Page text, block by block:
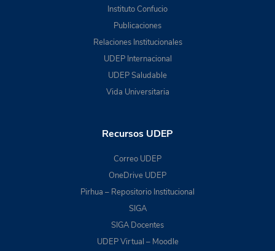
Instituto Confucio
Publicaciones
Relaciones Institucionales
UDEP Internacional
UDEP Saludable
Vida Universitaria
Recursos UDEP
Correo UDEP
OneDrive UDEP
Pirhua – Repositorio Institucional
SIGA
SIGA Docentes
UDEP Virtual – Moodle